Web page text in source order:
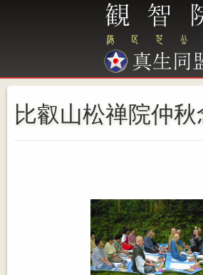
比叡山松禅院仲